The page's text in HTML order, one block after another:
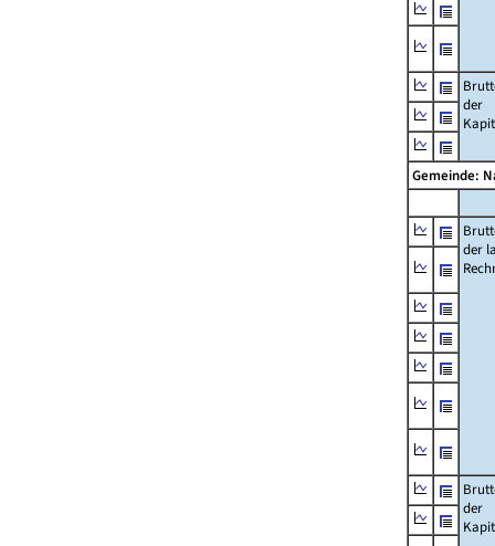
der
Gemeinde:
der
der